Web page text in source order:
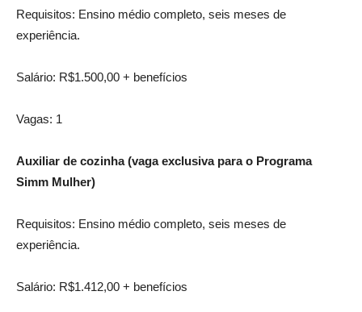
Requisitos: Ensino médio completo, seis meses de
experiência.
Salário: R$1.500,00 + benefícios
Vagas: 1
Auxiliar de cozinha (vaga exclusiva para o Programa
Simm Mulher)
Requisitos: Ensino médio completo, seis meses de
experiência.
Salário: R$1.412,00 + benefícios